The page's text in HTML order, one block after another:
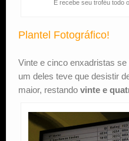
E recebe seu troféu todo
Plantel Fotográfico!
Vinte e cinco enxadristas
um deles teve que desistir
maior, restando vinte e